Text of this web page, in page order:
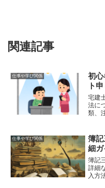
関連記事
仕事や学び関係
初心
ト
宅建
法に
類、
仕事や学び関係
簿
細ガ
簿記
詳細
入方